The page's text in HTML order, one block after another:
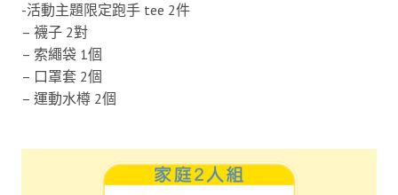
-活動主題限定跑手 tee 2件
– 襪子 2對
– 索繩袋 1個
– 口罩套 2個
– 運動水樽 2個